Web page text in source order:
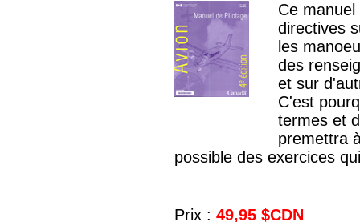
Ce
directives
les
des
et sur
C'est
termes et
premettra
possible des exercices
Prix : 49,95 $CDN